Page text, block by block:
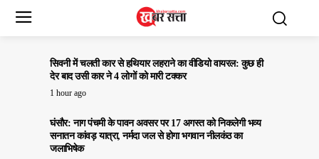
सिवनी में चलती कार से हथियार लहराने का वीडियो वायरल: कुछ ही
देर बाद उसी कार ने 4 लोगों को मारी टक्कर
1 hour ago
घंसौर: नाग पंचमी के पावन अवसर पर 17 अगस्त को निकलेगी भव्य
सनातन कांवड़ यात्रा, नर्मदा जल से होगा भगवान नीलकंठ का
जलाभिषेक